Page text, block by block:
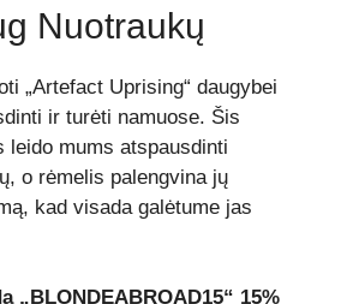
Nuotraukų
„Artefact Uprising“ daugybei
ir turėti namuose. Šis
leido mums atspausdinti
o rėmelis palengvina jų
kad visada galėtume jas
„BLONDEABROAD15“ 15%